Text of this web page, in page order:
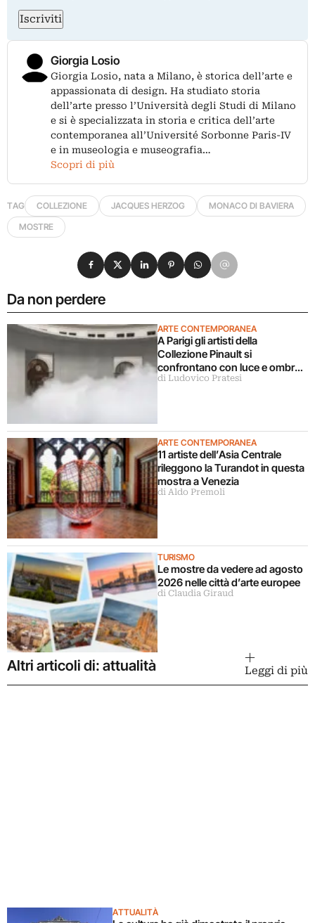
Iscriviti
Giorgia Losio
Giorgia Losio, nata a Milano, è storica dell’arte e
appassionata di design. Ha studiato storia
dell’arte presso l’Università degli Studi di Milano
e si è specializzata in storia e critica dell’arte
contemporanea all’Université Sorbonne Paris-IV
e in museologia e museografia…
Scopri di più
TAG COLLEZIONE JACQUES HERZOG
MONACO DI BAVIERA
MOSTRE
Da non perdere
ARTE CONTEMPORANEA
A Parigi gli artisti della
Collezione Pinault si
confrontano con luce e ombra
in una grande mostra
di Ludovico Pratesi
ARTE CONTEMPORANEA
11 artiste dell’Asia Centrale
rileggono la Turandot in questa
mostra a Venezia
di Aldo Premoli
TURISMO
Le mostre da vedere ad agosto
2026 nelle città d’arte europee
di Claudia Giraud
Condividi su Facebook
Condividi su X
Condividi su LinkedIn
Condividi su Pinterest
Condividi su WhatsApp
Condividi su Email
Altri articoli di: attualità Leggi di più
ATTUALITÀ